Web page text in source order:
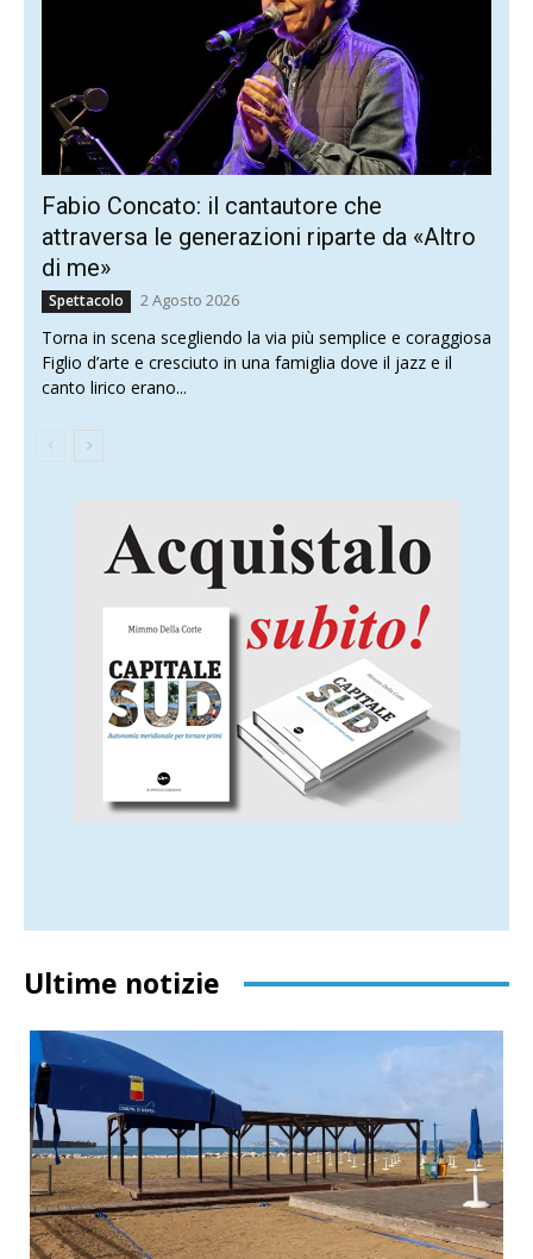
Fabio Concato: il cantautore che
attraversa le generazioni riparte da «Altro
di me»
Spettacolo 2 Agosto 2026
Torna in scena scegliendo la via più semplice e coraggiosa
Figlio d’arte e cresciuto in una famiglia dove il jazz e il
canto lirico erano...
Ultime notizie